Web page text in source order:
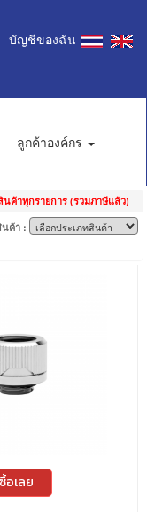
บัญชีของฉัน
ลูกค้าองค์กร
นค้าทุกรายการ (รวมภาษีแล้ว)
นค้า :
ซื้อเลย